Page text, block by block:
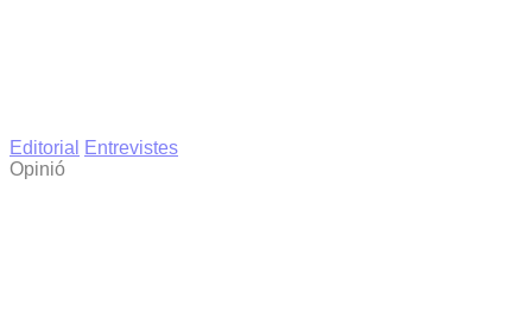
Editorial
Entrevistes
Opinió